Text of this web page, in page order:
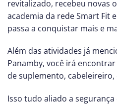
revitalizado, recebeu novas
academia da rede Smart Fit
passa a conquistar mais e
Além das atividades já
Panamby, você irá
de suplemento,
Isso tudo aliado a